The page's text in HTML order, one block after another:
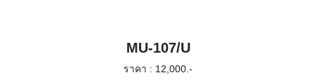
MU-107/U
ราคา : 12,000.-